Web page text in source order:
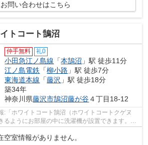
お問い合わせはこちら
トコート鵠沼
仲手無料 礼0
小田急江ノ島線 「本鵠沼 」駅 徒歩11分
江ノ島電鉄 「柳小路 」駅 徒歩7分
東海道本線 「藤沢 」駅 徒歩18分
築34年
神奈川県藤沢市鵠沼藤が谷４丁目18-12
:「ホワイトコート鵠沼（ホワイトコートクゲヌ
るようにお部屋の中に洗濯機が設置できます。こ
ており、即入...
空室情報がありません。